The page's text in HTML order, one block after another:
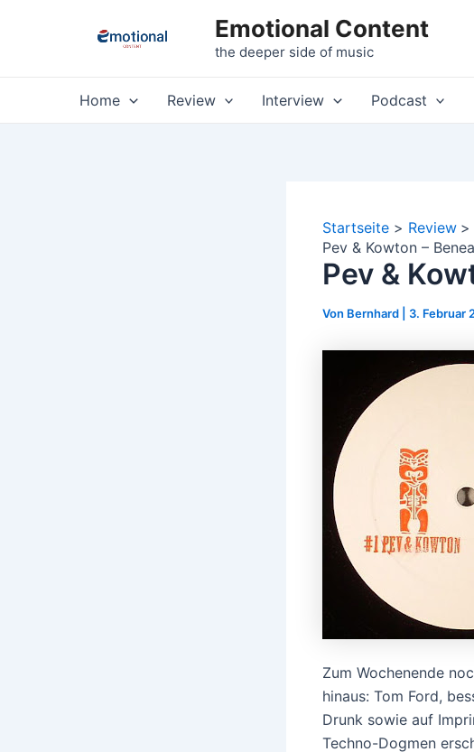
Emotional Content
the deeper side of music
Home Review Interview Podcast
Startseite Review
Pev & Kowton –
Pev &
Von Bernhard 3. Februar
Zum Wochenende
hinaus: Tom Ford,
Drunk sowie auf
Techno-Dogmen